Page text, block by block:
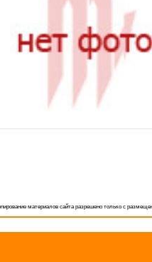
материалов сайта разрешено только с